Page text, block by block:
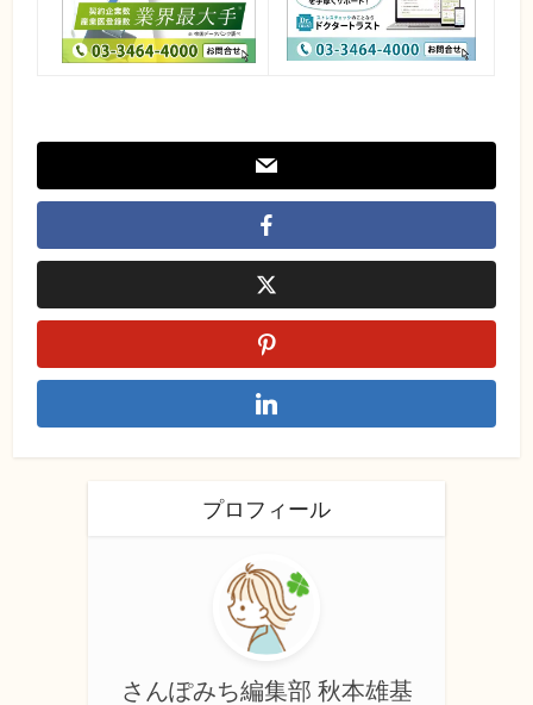
プロフィール
さんぽみち編集部 秋本雄基